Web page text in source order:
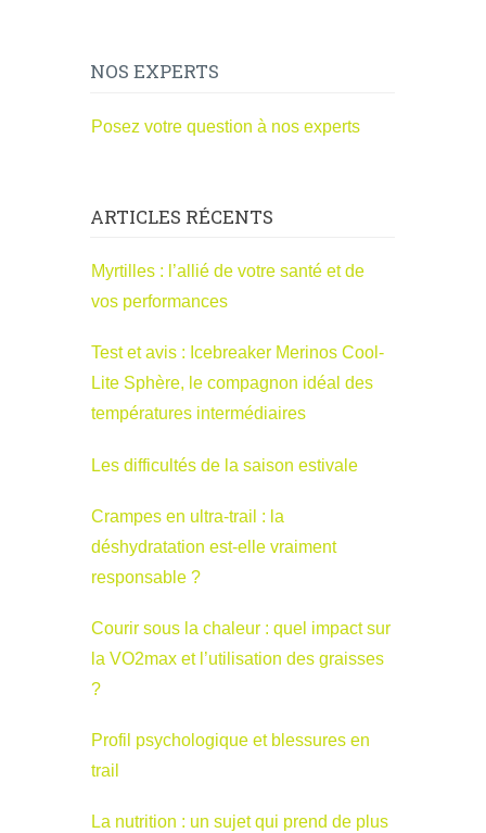
NOS EXPERTS
Posez votre question à nos experts
ARTICLES RÉCENTS
Myrtilles : l’allié de votre santé et de
vos performances
Test et avis : Icebreaker Merinos Cool-
Lite Sphère, le compagnon idéal des
températures intermédiaires
Les difficultés de la saison estivale
Crampes en ultra-trail : la
déshydratation est-elle vraiment
responsable ?
Courir sous la chaleur : quel impact sur
la VO2max et l’utilisation des graisses
?
Profil psychologique et blessures en
trail
La nutrition : un sujet qui prend de plus